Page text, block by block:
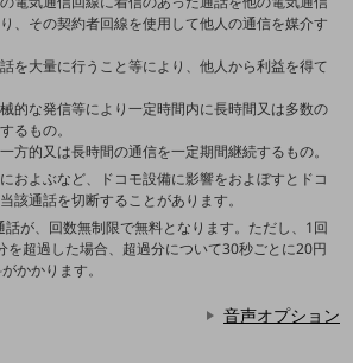
、
スをご紹介
ォン
、その契約者回線を使用して他人の通信を媒介す
を大量に行うこと等により、他人から利益を得て
的な発信等により一定時間内に長時間又は多数の
るもの。
方的又は長時間の通信を一定期間継続するもの。
およぶなど、ドコモ設備に影響をおよぼすとドコ
該通話を切断することがあります。
が、回数無制限で無料となります。ただし、1回
を超過した場合、超過分について30秒ごとに20円
かかります。
音声オプション